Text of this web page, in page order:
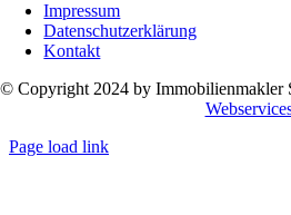
Impressum
Datenschutzerklärung
Kontakt
© Copyright 2024 by Immobilienmakler
Page load link